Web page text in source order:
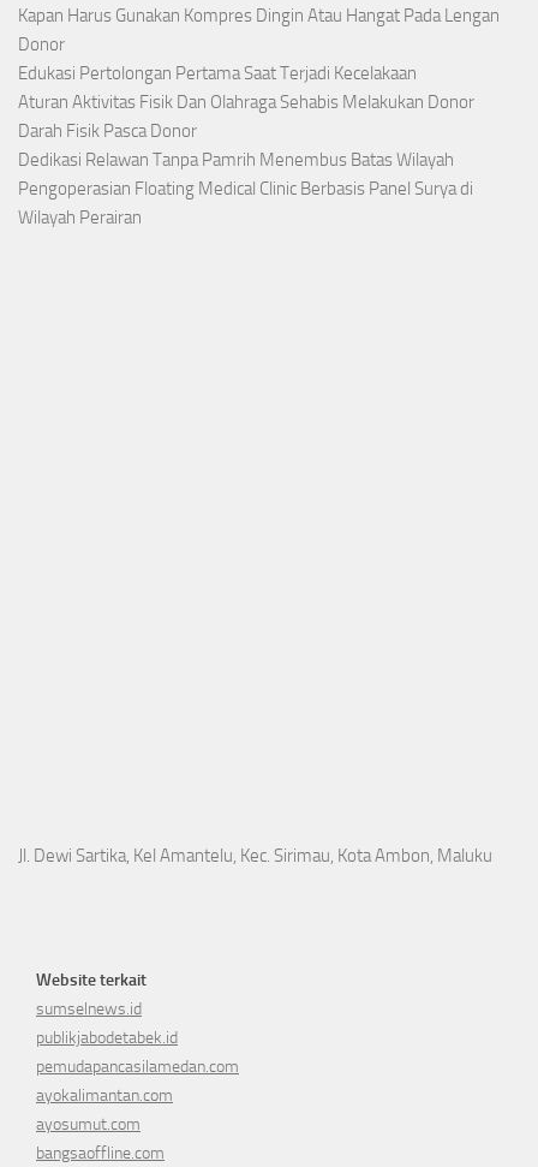
Kapan Harus Gunakan Kompres Dingin Atau Hangat Pada Lengan
Donor
Edukasi Pertolongan Pertama Saat Terjadi Kecelakaan
Aturan Aktivitas Fisik Dan Olahraga Sehabis Melakukan Donor
Darah Fisik Pasca Donor
Dedikasi Relawan Tanpa Pamrih Menembus Batas Wilayah
Pengoperasian Floating Medical Clinic Berbasis Panel Surya di
Wilayah Perairan
Jl. Dewi Sartika, Kel Amantelu, Kec. Sirimau, Kota Ambon, Maluku
Website terkait
sumselnews.id
publikjabodetabek.id
pemudapancasilamedan.com
ayokalimantan.com
ayosumut.com
bangsaoffline.com